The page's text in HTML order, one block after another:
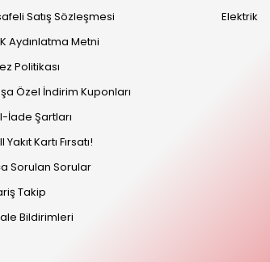
Satış Sözleşmesi
Aydınlatma Metni
Politikası
Özel İndirim Kuponları
İade Şartları
Yakıt Kartı Fırsatı!
Sorulan Sorular
Takip
Bildirimleri
Elektrik